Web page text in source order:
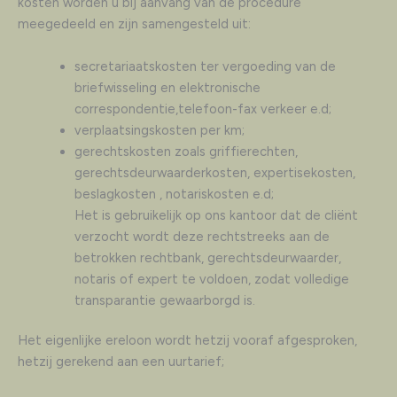
meegedeeld en zijn samengesteld uit:
secretariaatskosten ter vergoeding van de
briefwisseling en elektronische
correspondentie,telefoon-fax verkeer e.d;
verplaatsingskosten per km;
gerechtskosten zoals griffierechten,
gerechtsdeurwaarderkosten, expertisekosten,
beslagkosten , notariskosten e.d;
Het is gebruikelijk op ons kantoor dat de cliënt
verzocht wordt deze rechtstreeks aan de
betrokken rechtbank, gerechtsdeurwaarder,
notaris of expert te voldoen, zodat volledige
transparantie gewaarborgd is.
Het eigenlijke ereloon wordt hetzij vooraf afgesproken,
hetzij gerekend aan een uurtarief;